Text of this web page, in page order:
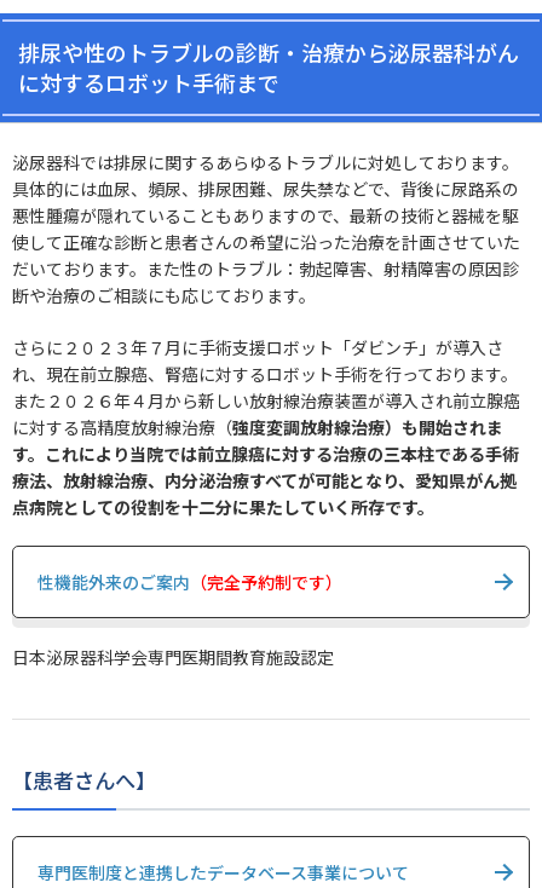
排尿や性のトラブルの診断・治療から泌尿器科がん
に対するロボット手術まで
泌尿器科では排尿に関するあらゆるトラブルに対処しております。
具体的には血尿、頻尿、排尿困難、尿失禁などで、背後に尿路系の
悪性腫瘍が隠れていることもありますので、最新の技術と器械を駆
使して正確な診断と患者さんの希望に沿った治療を計画させていた
だいております。また性のトラブル：勃起障害、射精障害の原因診
断や治療のご相談にも応じております。
さらに２０２３年７月に手術支援ロボット「ダビンチ」が導入さ
れ、現在前立腺癌、腎癌に対するロボット手術を行っております。
また２０２６年４月から新しい放射線治療装置が導入され前立腺癌
に対する高精度放射線治療（強度変調放射線治療）も開始されま
す。これにより当院では前立腺癌に対する治療の三本柱である手術
療法、放射線治療、内分泌治療すべてが可能となり、愛知県がん拠
点病院としての役割を十二分に果たしていく所存です。
性機能外来のご案内 （完全予約制です）
日本泌尿器科学会専門医期間教育施設認定
【患者さんへ】
専門医制度と連携したデータベース事業について